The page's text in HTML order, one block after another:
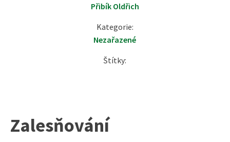
Přibík Oldřich
Kategorie:
Nezařazené
Štítky:
Zalesňování